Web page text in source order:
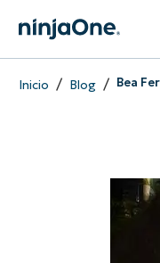
Inicio / Blog/ Bea